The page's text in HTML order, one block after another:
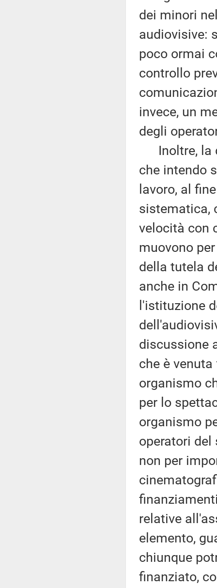
dei minori
audiovisive:
poco ormai
controllo
invece, un
degli
Inoltre, la
che intendo
lavoro, al
sistematica,
velocità con
muovono
della tutela
anche in
l'istituzione
discussione
che è
organismo
per lo
organismo
operatori del
non per
relative
elemento,
chiunque
finanziato,